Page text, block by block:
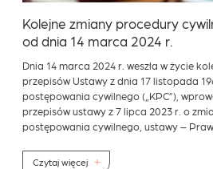
Kolejne zmiany procedury
od dnia 14 marca 2024 r.
Dnia 14 marca 2024 r. weszła w życie
przepisów Ustawy z dnia 17 listopada
postępowania cywilnego („KPC”),
przepisów ustawy z 7 lipca 2023 r. o
postępowania cywilnego, ustawy –
Czytaj więcej